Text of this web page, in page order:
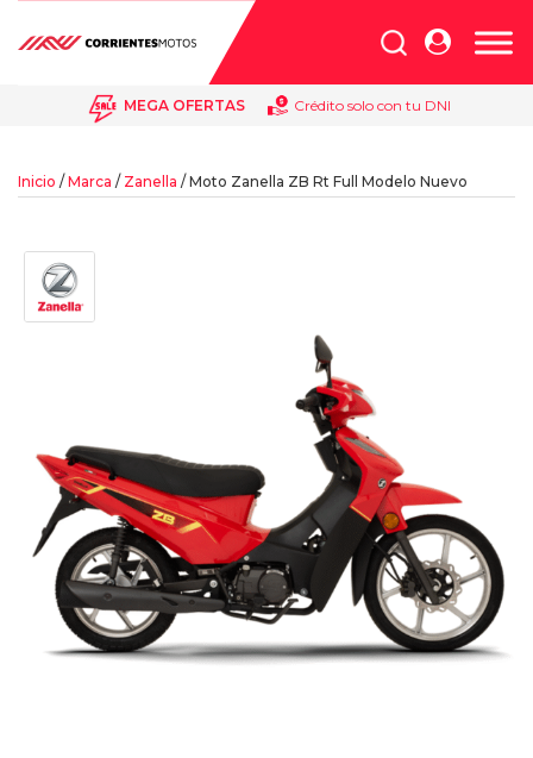
Búsqueda
de
MEGA OFERTAS Crédito solo con tu DNI
Inicio / Marca / Zanella / Moto Zanella ZB Rt Full Modelo Nuevo